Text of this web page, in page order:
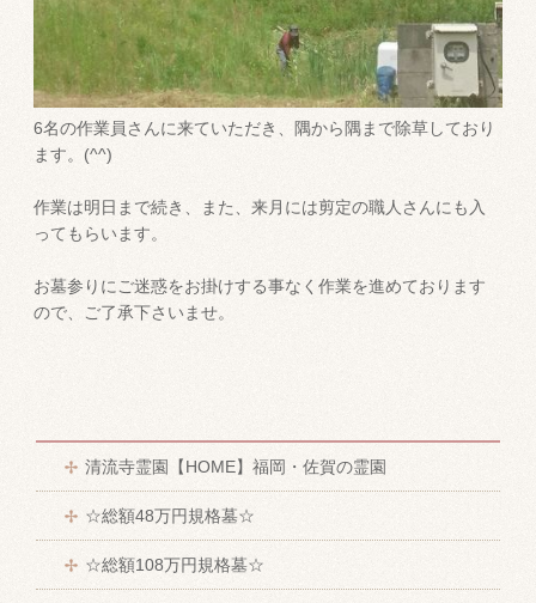
6名の作業員さんに来ていただき、隅から隅まで除草しており
ます。(^^)
作業は明日まで続き、また、来月には剪定の職人さんにも入
ってもらいます。
お墓参りにご迷惑をお掛けする事なく作業を進めております
ので、ご了承下さいませ。
清流寺霊園【HOME】福岡・佐賀の霊園
☆総額48万円規格墓☆
☆総額108万円規格墓☆